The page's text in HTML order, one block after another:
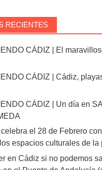
RECIENTES
CÁDIZ | El
CÁDIZ | Cádiz,
CÁDIZ | Un día en
celebra el 28 de Febrero
espacios culturales de la
en Cádiz si no podemos